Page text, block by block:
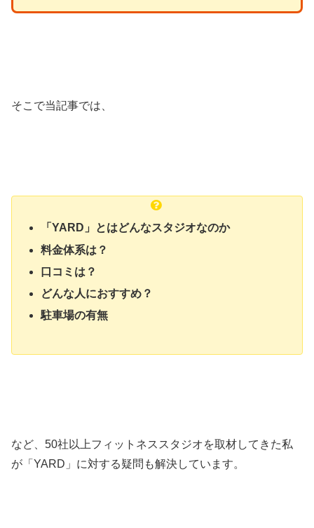
そこで当記事では、
「YARD」とはどんなスタジオなのか
料金体系は？
口コミは？
どんな人におすすめ？
駐車場の有無
など、50社以上フィットネススタジオを取材してきた私
が「YARD」に対する疑問も解決しています。